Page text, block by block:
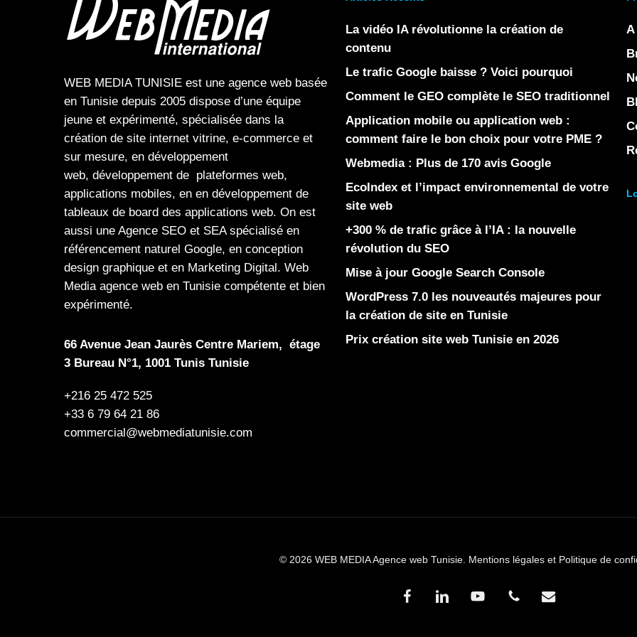
WEB MEDIA TUNISIE est une agence web basée
en Tunisie depuis 2005 dispose d’une équipe
jeune et expérimenté, spécialisée dans la
création de site internet vitrine, e-commerce et
sur mesure, en développement
web, développement de plateformes web,
applications mobiles, en en développement de
tableaux de board des applications web. On est
aussi une Agence SEO et SEAspécialisé en
référencement naturel Google, en conception
design graphique et en Marketing Digital. Web
Mediaagence web en Tunisie compétente et bien
expérimenté.
66 Avenue Jean Jaurès Centre Mariem, étage
3 Bureau N°1, 1001 Tunis Tunisie
+216 25 472 525
+33 6 79 64 21 86
commercial@webmediatunisie.com
La vidéo IA révolutionne la création de
contenu
Le trafic Google baisse ? Voici pourquoi
Comment le GEO complète le SEO traditionnel
Application mobile ou application web :
comment faire le bon choix pour votre PME ?
Webmedia : Plus de 170 avis Google
EcoIndex et l’impact environnemental de votre
site web
+300 % de trafic grâce à l’IA : la nouvelle
révolution du SEO
Mise à jour Google Search Console
WordPress 7.0 les nouveautés majeures pour
la création de site en Tunisie
Prix création site web Tunisie en 2026
© 2026 WEB MEDIA Agence web Tunisie. Mentions légales et Politique de
facebooklinkedin youtube phone email